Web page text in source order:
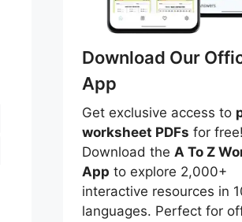
Download Our
App
Get exclusive access to
worksheet PDFs for free!
Download the A To Z
App to explore 2,000+
interactive resources in
languages. Perfect for